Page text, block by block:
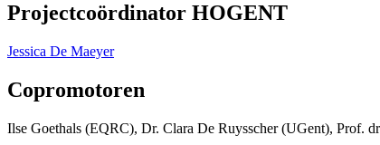
Projectcoördinator HOGENT
Jessica De Maeyer
Copromotoren
Ilse Goethals (EQRC), Dr. Clara De Ruysscher (UGent), Prof.